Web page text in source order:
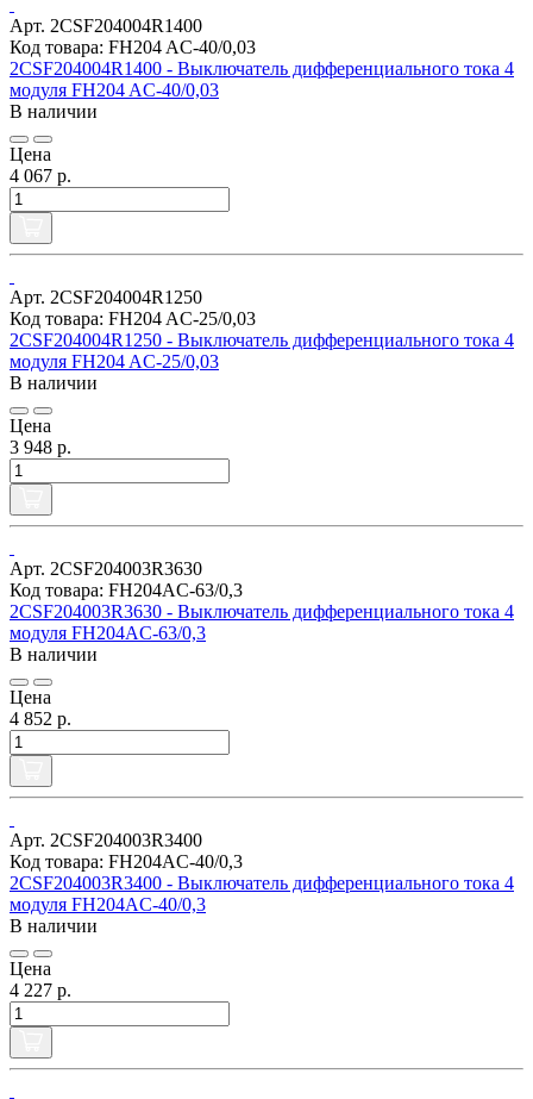
Арт. 2CSF204004R1400
Код товара: FH204 AC-40/0,03
2CSF204004R1400 - Выключатель дифференциального тока 4
модуля FH204 AC-40/0,03
В наличии
Цена
4 067 р.
Арт. 2CSF204004R1250
Код товара: FH204 AC-25/0,03
2CSF204004R1250 - Выключатель дифференциального тока 4
модуля FH204 AC-25/0,03
В наличии
Цена
3 948 р.
Арт. 2CSF204003R3630
Код товара: FH204AC-63/0,3
2CSF204003R3630 - Выключатель дифференциального тока 4
модуля FH204AC-63/0,3
В наличии
Цена
4 852 р.
Арт. 2CSF204003R3400
Код товара: FH204AC-40/0,3
2CSF204003R3400 - Выключатель дифференциального тока 4
модуля FH204AC-40/0,3
В наличии
Цена
4 227 р.